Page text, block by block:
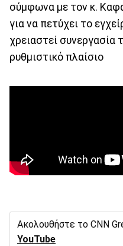
σύμφωνα με τον κ.
για να πετύχει το
χρειαστεί συνεργασία
ρυθμιστικό πλαίσιο
Ακολουθήστε το CNN
YouTube